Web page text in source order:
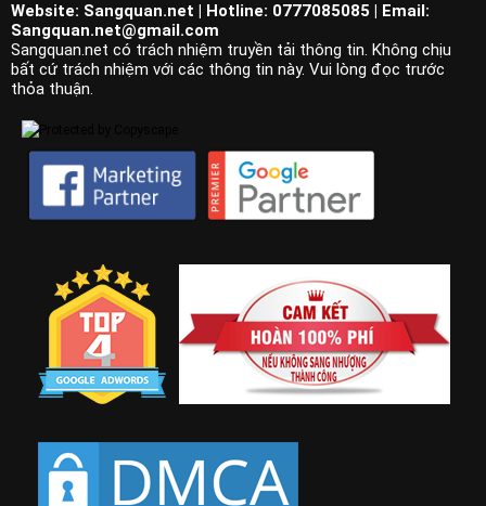
Website: Sangquan.net | Hotline: 0777085085 | Email:
Sangquan.net@gmail.com
Sangquan.net có trách nhiệm truyền tải thông tin. Không chịu
bất cứ trách nhiệm với các thông tin này. Vui lòng đọc trước
thỏa thuận.